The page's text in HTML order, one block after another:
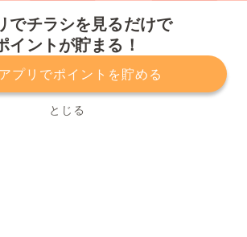
でチラシを見るだけで
イントが貯まる！
プリでポイントを貯める
とじる
ーポリシー 利用規約
運営会社
てのお問い合わせ